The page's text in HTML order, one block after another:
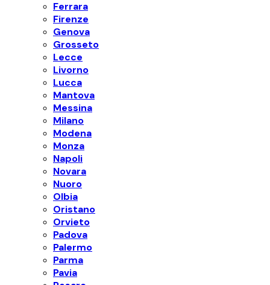
Ferrara
Firenze
Genova
Grosseto
Lecce
Livorno
Lucca
Mantova
Messina
Milano
Modena
Monza
Napoli
Novara
Nuoro
Olbia
Oristano
Orvieto
Padova
Palermo
Parma
Pavia